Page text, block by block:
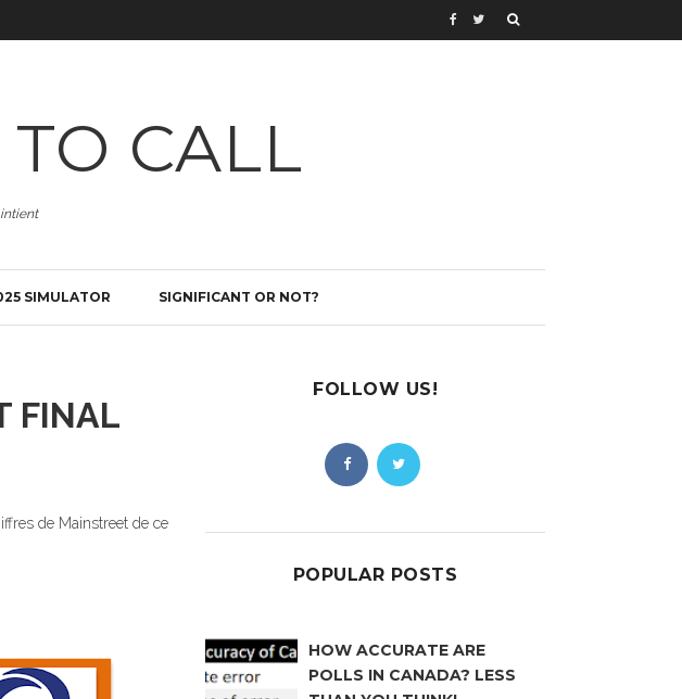
CALL
SIMULATOR SIGNIFICANT OR NOT?
FINAL
de Mainstreet de ce
FOLLOW US!
POPULAR POSTS
HOW ACCURATE ARE
POLLS IN CANADA? LESS